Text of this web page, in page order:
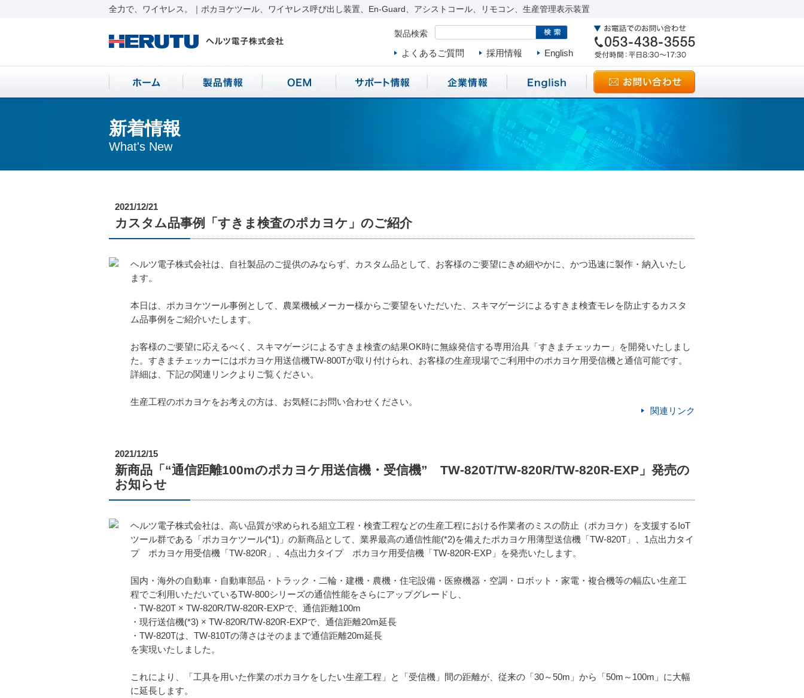
全力で、ワイヤレス。｜ポカヨケツール、ワイヤレス呼び出し装置、En-Guard、アシストコール、リモコン、生産管理表示装置
製品検索
よくあるご質問 採用情報 English
新着情報
What's New
2021/12/21
カスタム品事例「すきま検査のポカヨケ」のご紹介
ヘルツ電子株式会社は、自社製品のご提供のみならず、カスタム品として、お客様のご要望にきめ細やかに、かつ迅速に製作・納入いたし
ます。
本日は、ポカヨケツール事例として、農業機械メーカー様からご要望をいただいた、スキマゲージによるすきま検査モレを防止するカスタ
ム品事例をご紹介いたします。
お客様のご要望に応えるべく、スキマゲージによるすきま検査の結果OK時に無線発信する専用治具「すきまチェッカー」を開発いたしまし
た。すきまチェッカーにはポカヨケ用送信機TW-800Tが取り付けられ、お客様の生産現場でご利用中のポカヨケ用受信機と通信可能です。
詳細は、下記の関連リンクよりご覧ください。
生産工程のポカヨケをお考えの方は、お気軽にお問い合わせください。
関連リンク
2021/12/15
新商品「“通信距離100mのポカヨケ用送信機・受信機” TW-820T/TW-820R/TW-820R-EXP」発売の
お知らせ
ヘルツ電子株式会社は、高い品質が求められる組立工程・検査工程などの生産工程における作業者のミスの防止（ポカヨケ）を支援するIoT
ツール群である「ポカヨケツール(*1)」の新商品として、業界最高の通信性能(*2)を備えたポカヨケ用薄型送信機「TW-820T」、1点出力タイ
プ ポカヨケ用受信機「TW-820R」、4点出力タイプ ポカヨケ用受信機「TW-820R-EXP」を発売いたします。
国内・海外の自動車・自動車部品・トラック・二輪・建機・農機・住宅設備・医療機器・空調・ロボット・家電・複合機等の幅広い生産工
程でご利用いただいているTW-800シリーズの通信性能をさらにアップグレードし、
・TW-820T × TW-820R/TW-820R-EXPで、通信距離100m
・現行送信機(*3) × TW-820R/TW-820R-EXPで、通信距離20m延長
・TW-820Tは、TW-810Tの薄さはそのままで通信距離20m延長
を実現いたしました。
これにより、「工具を用いた作業のポカヨケをしたい生産工程」と「受信機」間の距離が、従来の「30～50m」から「50m～100m」に大幅
に延長します。